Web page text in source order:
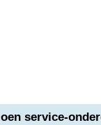
service-